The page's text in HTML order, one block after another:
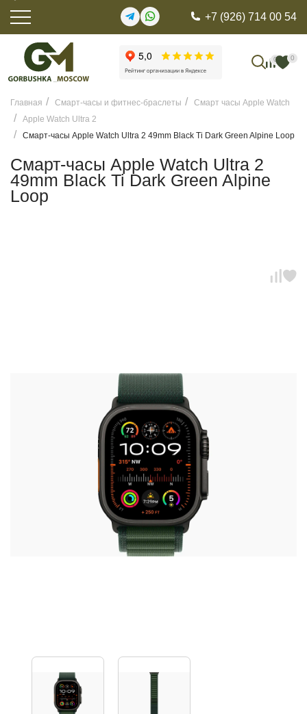
+7 (926) 714 00 54
0 0
Главная Смарт-часы и фитнес-браслеты
Смарт часы Apple Watch
Apple Watch Ultra 2
Смарт-часы Apple Watch Ultra 2 49mm Black Ti Dark Green Alpine Loop
Смарт-часы Apple Watch Ultra 2
49mm Black Ti Dark Green Alpine
Loop